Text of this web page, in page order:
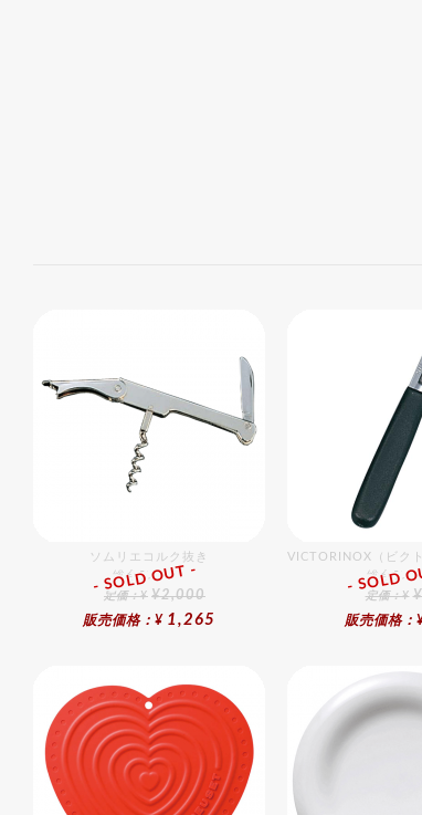
ソムリエコルク抜き
総合ﾗﾝｷﾝｸﾞ
定価：¥ ¥2,000
販売価格：¥ 1,265
- SOLD OUT -
VICTORINOX（ビク
総合ﾗﾝｷ
定価：¥
販売価格：
- SOLD